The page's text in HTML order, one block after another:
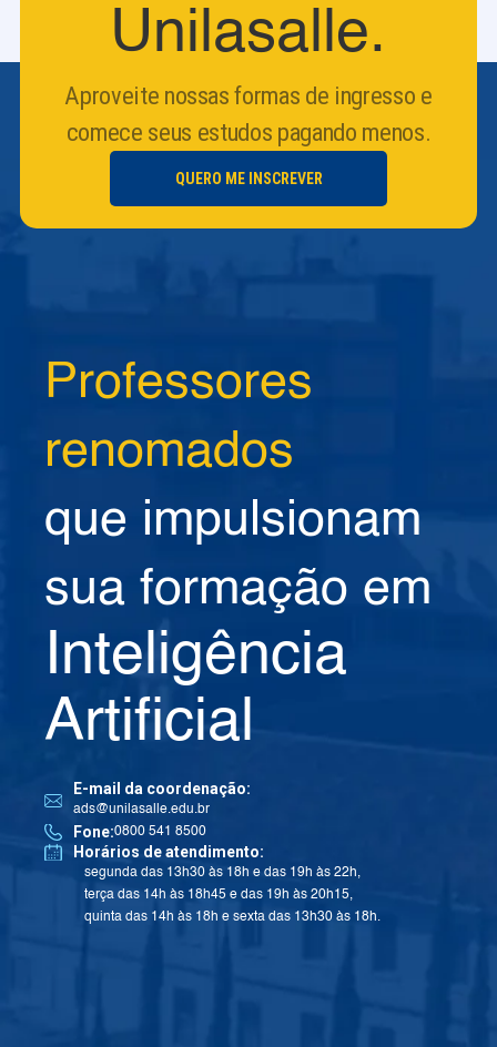
Unilasalle.
Aproveite nossas formas de ingresso e
comece seus estudos pagando menos.
QUERO ME INSCREVER
Professores
renomados
que impulsionam
sua formação em
Inteligência
Artificial
E-mail da coordenação:
ads@unilasalle.edu.br
Fone:0800 541 8500
Horários de atendimento:
segunda das 13h30 às 18h e das 19h às 22h,
terça das 14h às 18h45 e das 19h às 20h15,
quinta das 14h às 18h e sexta das 13h30 às 18h.